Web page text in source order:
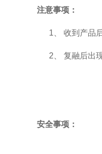
注意事项：
1、 收到产品
2、 复融后出
安全事项：